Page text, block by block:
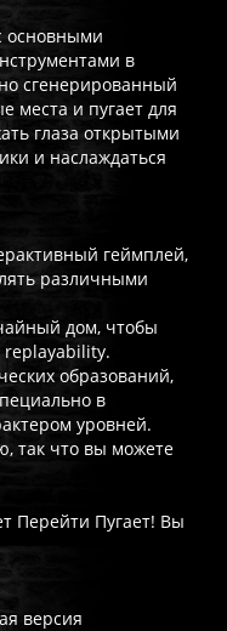
основными
в
сгенерированный
места и пугает для
глаза открытыми
и наслаждаться
геймплей,
различными
дом, чтобы
replayability.
образований,
в
уровней.
так что вы можете
Перейти Пугает! Вы
версия